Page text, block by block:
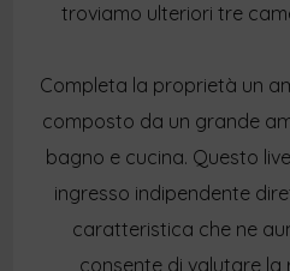
troviamo ulteriori tre
Completa la proprietà un
composto da un grande
bagno e cucina. Questo
ingresso indipendente
caratteristica che ne
consente di valutare la